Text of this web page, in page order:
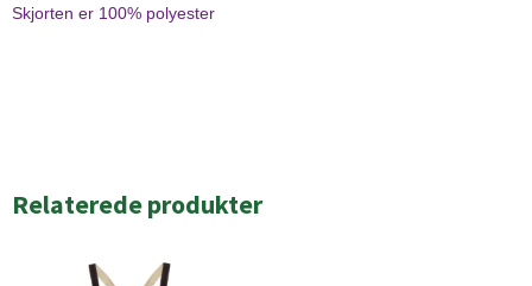
Skjorten er 100% polyester
Relaterede produkter